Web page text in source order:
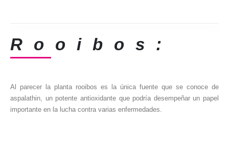
Rooibos:
Al parecer la planta rooibos es la única fuente que se conoce de
aspalathin, un potente antioxidante que podría desempeñar un papel
importante en la lucha contra varias enfermedades.